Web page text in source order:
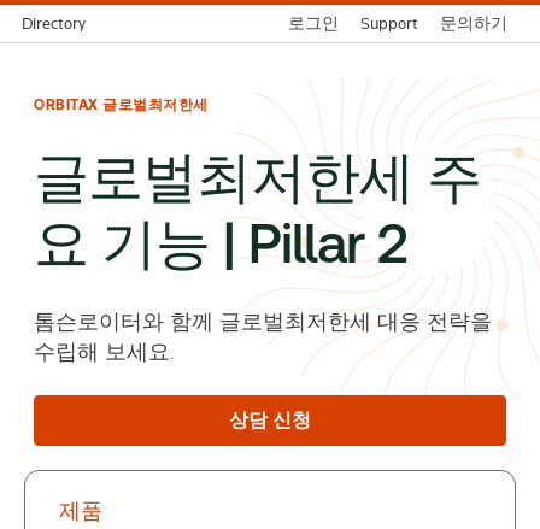
Directory 로그인 Support 문의하기
ORBITAX 글로벌최저한세
글로벌최저한세 주
요 기능 | Pillar 2
톰슨로이터와 함께 글로벌최저한세 대응 전략을
수립해 보세요.
상담 신청
제품